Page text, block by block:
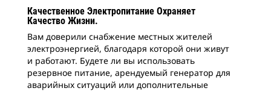
Качественное Электропитание Охраняет
Качество Жизни.
Вам доверили снабжение местных жителей
электроэнергией, благодаря которой они живут
и работают. Будете ли вы использовать
резервное питание, арендуемый генератор для
аварийных ситуаций или дополнительные